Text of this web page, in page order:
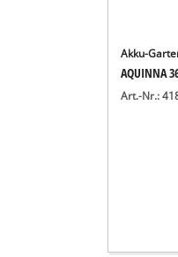
Akku-
AQUINNA
Art.-Nr.: